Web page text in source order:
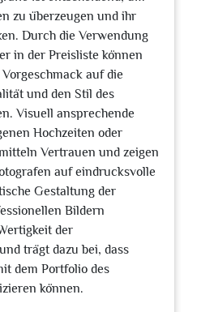
zu überzeugen und ihr
Durch die Verwendung
in der Preisliste können
auf die
und den Stil des
Visuell ansprechende
Hochzeiten oder
Vertrauen und zeigen
auf eindrucksvolle
Gestaltung der
Bildern
der
trägt dazu bei, dass
dem Portfolio des
können.